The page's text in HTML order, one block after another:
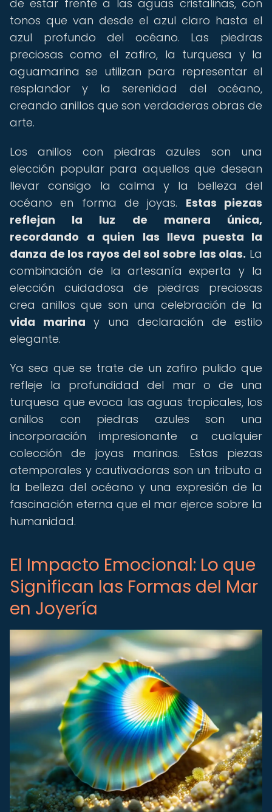
de estar frente a las aguas cristalinas, con
tonos que van desde el azul claro hasta el
azul profundo del océano. Las piedras
preciosas como el zafiro, la turquesa y la
aguamarina se utilizan para representar el
resplandor y la serenidad del océano,
creando anillos que son verdaderas obras de
arte.
Los anillos con piedras azules son una
elección popular para aquellos que desean
llevar consigo la calma y la belleza del
océano en forma de joyas. Estas piezas
reflejan la luz de manera única,
recordando a quien las lleva puesta la
danza de los rayos del sol sobre las olas. La
combinación de la artesanía experta y la
elección cuidadosa de piedras preciosas
crea anillos que son una celebración de la
vida marina y una declaración de estilo
elegante.
Ya sea que se trate de un zafiro pulido que
refleje la profundidad del mar o de una
turquesa que evoca las aguas tropicales, los
anillos con piedras azules son una
incorporación impresionante a cualquier
colección de joyas marinas. Estas piezas
atemporales y cautivadoras son un tributo a
la belleza del océano y una expresión de la
fascinación eterna que el mar ejerce sobre la
humanidad.
El Impacto Emocional: Lo que
Significan las Formas del Mar
en Joyería